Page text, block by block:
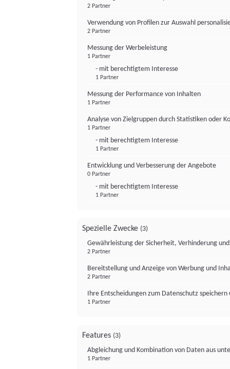
2 Partner
Verwendung von Profilen zur Auswahl
2 Partner
Messung der Werbeleistung
1 Partner
- mit berechtigtem Interesse
1 Partner
Messung der Performance von Inhalten
1 Partner
Analyse von Zielgruppen durch Statistiken oder
1 Partner
- mit berechtigtem Interesse
1 Partner
Entwicklung und Verbesserung der Angebote
0 Partner
- mit berechtigtem Interesse
1 Partner
Spezielle Zwecke (3)
Gewährleistung der Sicherheit, Verhinderung
2 Partner
Bereitstellung und Anzeige von Werbung und
2 Partner
Ihre Entscheidungen zum Datenschutz
1 Partner
Features (3)
Abgleichung und Kombination von Daten aus
1 Partner